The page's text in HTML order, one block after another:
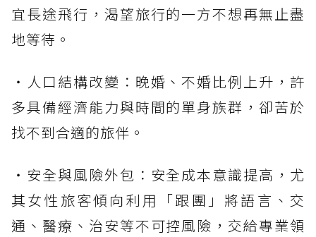
宜長途飛行，渴望旅行的一方不想再無止盡
地等待。
・人口結構改變：晚婚、不婚比例上升，許
多具備經濟能力與時間的單身族群，卻苦於
找不到合適的旅伴。
・安全與風險外包：安全成本意識提高，尤
其女性旅客傾向利用「跟團」將語言、交
通、醫療、治安等不可控風險，交給專業領